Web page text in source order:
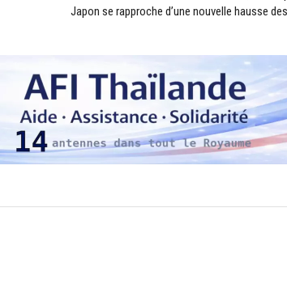
Japon se rapproche d’une nouvelle hausse